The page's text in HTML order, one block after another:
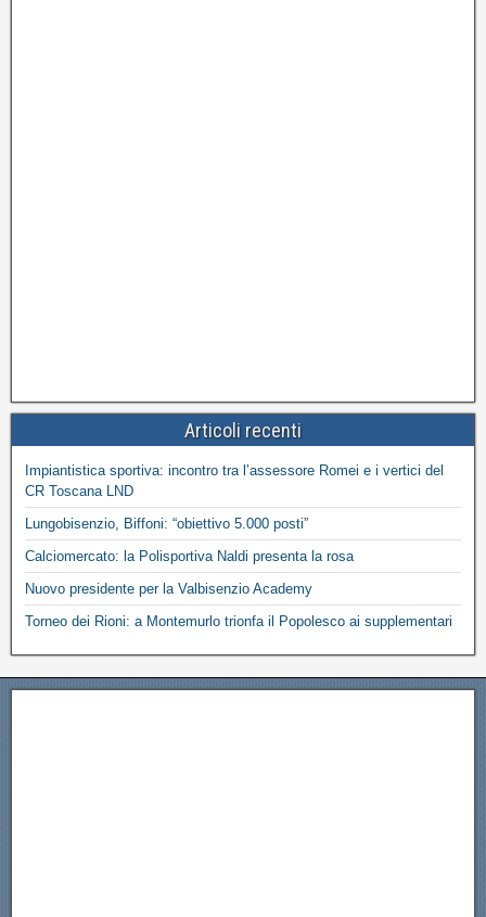
Articoli recenti
Impiantistica sportiva: incontro tra l’assessore Romei e i vertici del
CR Toscana LND
Lungobisenzio, Biffoni: “obiettivo 5.000 posti”
Calciomercato: la Polisportiva Naldi presenta la rosa
Nuovo presidente per la Valbisenzio Academy
Torneo dei Rioni: a Montemurlo trionfa il Popolesco ai supplementari